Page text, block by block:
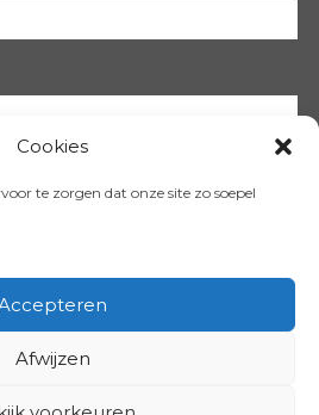
Cookies
te zorgen dat onze site zo soepel
Afwijzen
ONS OP: